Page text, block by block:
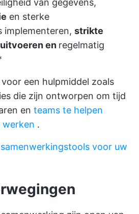
van gegevens,
en sterke
strikte
uitvoeren en regelmatig
een hulpmiddel zoals
die zijn ontworpen om tijd
en teams te helpen
.
voor uw